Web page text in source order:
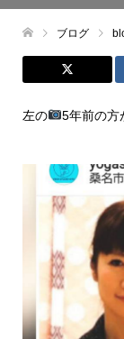
ブログ
左の 5年前の方